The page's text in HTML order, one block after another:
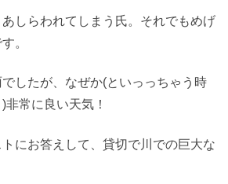
しらわれてしまう氏。それでもめげ
。
したが、なぜか(といっっちゃう時
常に良い天気！
にお答えして、貸切で川での巨大な